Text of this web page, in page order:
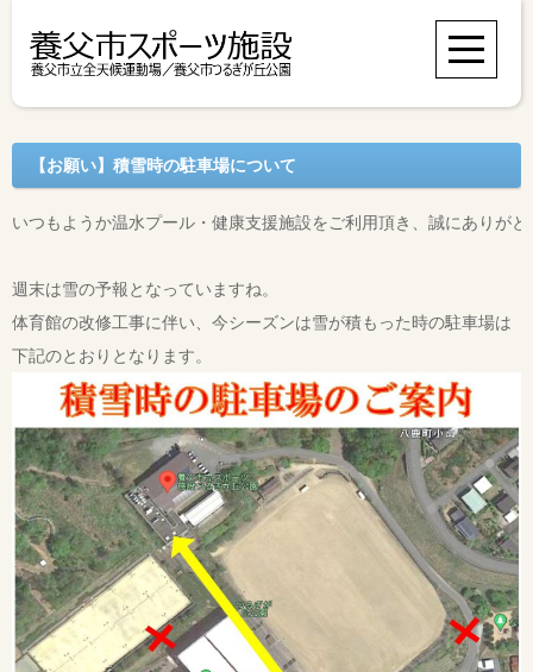
【お願い】積雪時の駐車場について
いつもようか温水プール・健康支援施設をご利用頂き、誠にありが
週末は雪の予報となっていますね。
体育館の改修工事に伴い、今シーズンは雪が積もった時の駐車場は